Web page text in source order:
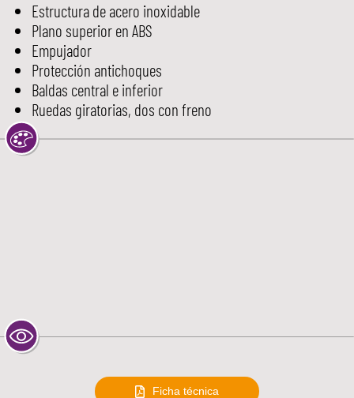
Estructura de acero inoxidable
Plano superior en ABS
Empujador
Protección antichoques
Baldas central e inferior
Ruedas giratorias, dos con freno
Ficha técnica